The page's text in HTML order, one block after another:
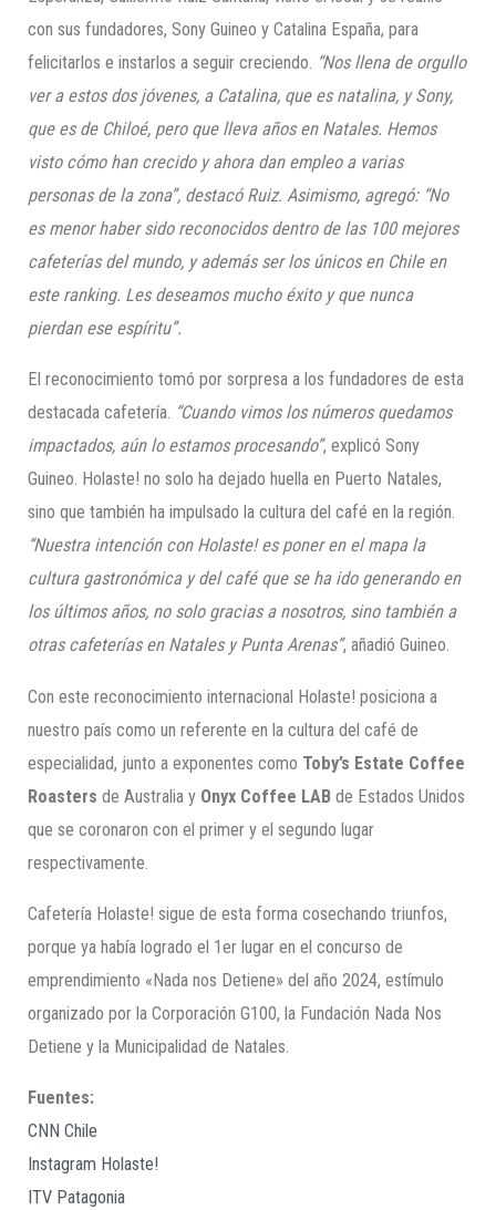
con sus fundadores, Sony Guineo y Catalina España, para
felicitarlos e instarlos a seguir creciendo. “Nos llena de orgullo
ver a estos dos jóvenes, a Catalina, que es natalina, y Sony,
que es de Chiloé, pero que lleva años en Natales. Hemos
visto cómo han crecido y ahora dan empleo a varias
personas de la zona”, destacó Ruiz. Asimismo, agregó: “No
es menor haber sido reconocidos dentro de las 100 mejores
cafeterías del mundo, y además ser los únicos en Chile en
este ranking. Les deseamos mucho éxito y que nunca
pierdan ese espíritu”.
El reconocimiento tomó por sorpresa a los fundadores de esta
destacada cafetería. “Cuando vimos los números quedamos
impactados, aún lo estamos procesando”, explicó Sony
Guineo. Holaste! no solo ha dejado huella en Puerto Natales,
sino que también ha impulsado la cultura del café en la región.
“Nuestra intención con Holaste! es poner en el mapa la
cultura gastronómica y del café que se ha ido generando en
los últimos años, no solo gracias a nosotros, sino también a
otras cafeterías en Natales y Punta Arenas”, añadió Guineo.
Con este reconocimiento internacional Holaste! posiciona a
nuestro país como un referente en la cultura del café de
especialidad, junto a exponentes como Toby’s Estate Coffee
Roasters de Australia y Onyx Coffee LAB de Estados Unidos
que se coronaron con el primer y el segundo lugar
respectivamente.
Cafetería Holaste! sigue de esta forma cosechando triunfos,
porque ya había logrado el 1er lugar en el concurso de
emprendimiento «Nada nos Detiene» del año 2024, estímulo
organizado por la Corporación G100, la Fundación Nada Nos
Detiene y la Municipalidad de Natales.
Fuentes:
CNN Chile
Instagram Holaste!
ITV Patagonia